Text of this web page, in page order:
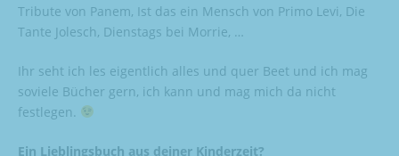
Tribute von Panem, Ist das ein Mensch von Primo Levi, Die
Tante Jolesch, Dienstags bei Morrie, …
Ihr seht ich les eigentlich alles und quer Beet und ich mag
soviele Bücher gern, ich kann und mag mich da nicht
festlegen.
Ein Lieblingsbuch aus deiner Kinderzeit?